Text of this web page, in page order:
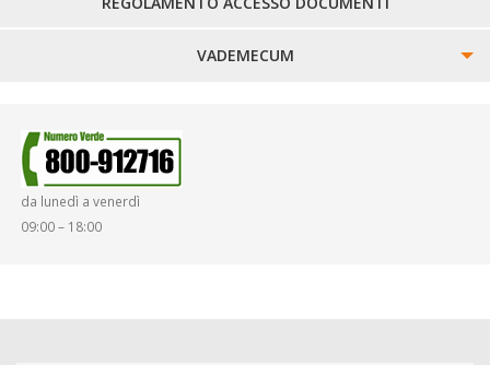
VADEMECUM
SMARRIMENTO OGGETTI
da lunedì a venerdì
09:00 – 18:00